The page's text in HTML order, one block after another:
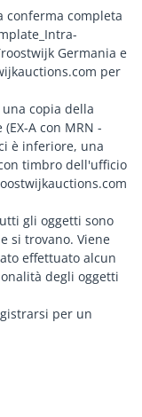
conferma completa
Germania e
per
copia della
A con MRN -
è inferiore, una
timbro dell'ufficio
gli oggetti sono
si trovano. Viene
effettuato alcun
degli oggetti
per un